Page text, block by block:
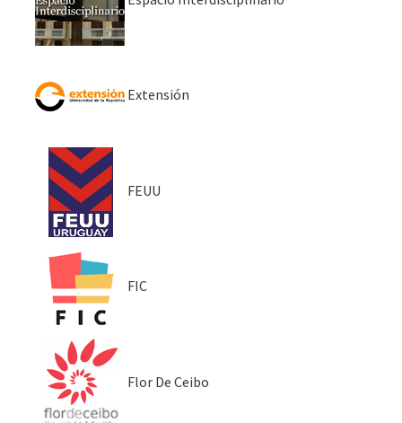
Extensión
FEUU
FIC
Flor De Ceibo